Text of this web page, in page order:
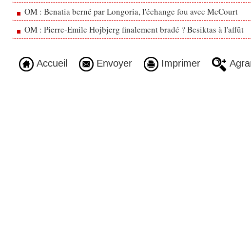
OM : Benatia berné par Longoria, l'échange fou avec McCourt
OM : Pierre-Emile Hojbjerg finalement bradé ? Besiktas à l'affût
Accueil Envoyer Imprimer